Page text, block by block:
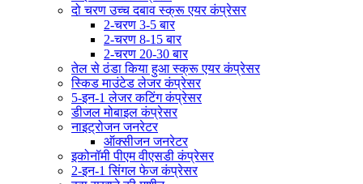
दो चरण उच्च दबाव स्क्रू एयर कंप्रेसर
2-चरण 3-5 बार
2-चरण 8-15 बार
2-चरण 20-30 बार
तेल से ठंडा किया हुआ स्क्रू एयर कंप्रेसर
स्किड माउंटेड लेजर कंप्रेसर
5-इन-1 लेजर कटिंग कंप्रेसर
डीजल मोबाइल कंप्रेसर
नाइट्रोजन जनरेटर
ऑक्सीजन जनरेटर
इकोनॉमी पीएम वीएसडी कंप्रेसर
2-इन-1 सिंगल फेज कंप्रेसर